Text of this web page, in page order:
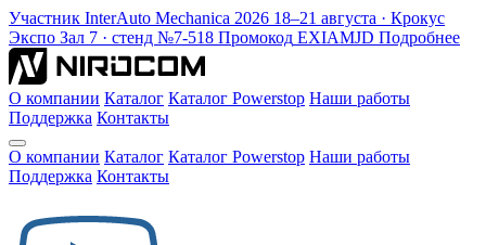
Участник InterAuto Mechanica 2026 18–21 августа · Крокус
Экспо Зал 7 · стенд №7-518 Промокод EXIAMJD Подробнее
О компании Каталог Каталог Powerstop Наши работы
Поддержка Контакты
О компании Каталог Каталог Powerstop Наши работы
Поддержка Контакты